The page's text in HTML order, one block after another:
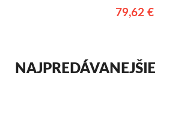
79,62 €
NAJPREDÁVANEJŠIE